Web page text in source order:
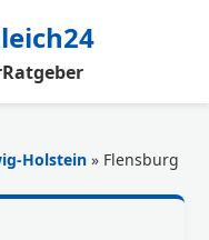
Ratgeber
Holstein » Flensburg